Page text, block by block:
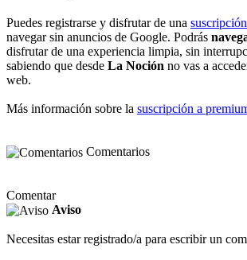
Puedes registrarse y disfrutar de una
navegar sin anuncios de Google. Podrás
disfrutar de una experiencia limpia, sin
sabiendo que desde La Noción no vas a
web.
Más información sobre la suscripción a
Comentarios
Comentar
Aviso
Necesitas estar registrado/a para escribir un